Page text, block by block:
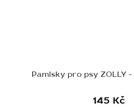
Pamlsky pro psy ZOLLY
145 Kč